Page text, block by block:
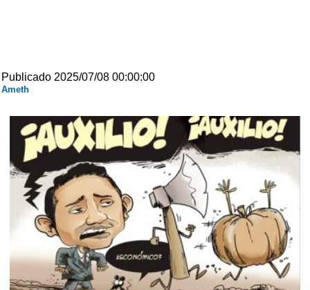
Publicado 2025/07/08 00:00:00
Ameth